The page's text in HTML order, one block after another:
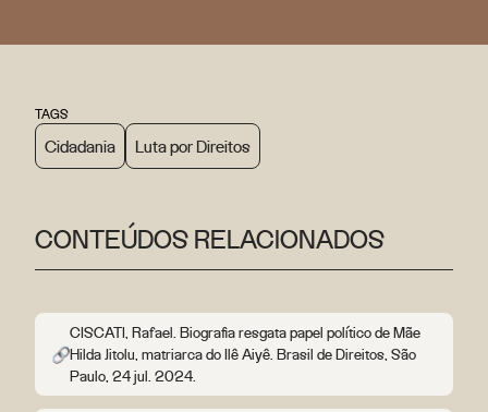
TAGS
Cidadania Luta por Direitos
CONTEÚDOS RELACIONADOS
CISCATI, Rafael. Biografia resgata papel político de Mãe
Hilda Jitolu, matriarca do Ilê Aiyê. Brasil de Direitos, São
Paulo, 24 jul. 2024.